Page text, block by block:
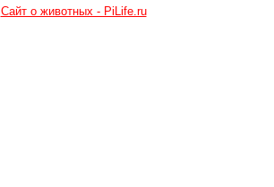
Сайт о животных - PiLife.ru